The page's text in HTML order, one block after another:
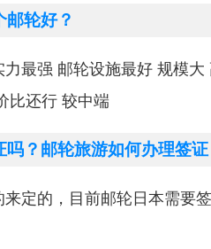
邮轮好？
最强 邮轮设施最好 规模
比还行 较中端
吗？邮轮旅游如何办理签
定的，目前邮轮日本需要